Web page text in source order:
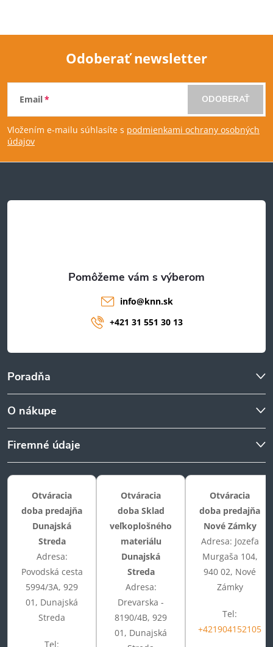
Z
á
p
t
Odoberať newsletter
Email
Vložením e-mailu súhlasíte s podmienkami ochrany osobných
údajov
ODOBERAŤ
Poradňa
O nákupe
Firemné údaje
info@knn.sk
+421 31 551 30 13
Otváracia
doba predajňa
Dunajská
Streda
Adresa:
Povodská cesta
5994/3A, 929
01, Dunajská
Streda
Tel:
Otváracia
doba Sklad
veľkoplošného
materiálu
Dunajská
Streda
Adresa:
Drevarska -
8190/4B, 929
01, Dunajská
Otváracia
doba predajňa
Nové Zámky
Adresa: Jozefa
Murgaša 104,
940 02, Nové
Zámky
Tel:
+421904152105